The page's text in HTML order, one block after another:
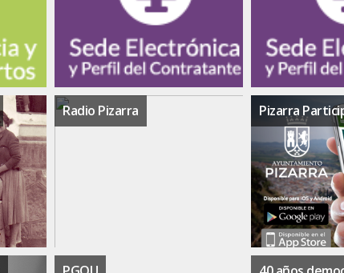
Radio Pizarra Pizarra